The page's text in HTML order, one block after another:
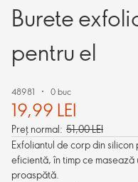
Burete
pentru el
48981 0 buc
19,99 LEI
Preț normal: 51,00 LEI
Exfoliantul de corp din
eficientă, în timp ce
proaspătă.